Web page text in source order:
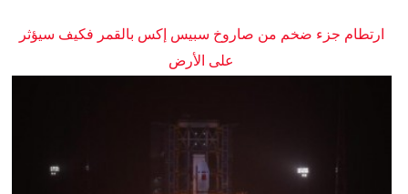
ارتطام جزء ضخم من صاروخ سبيس إكس بالقمر فكيف سيؤثر
على الأرض